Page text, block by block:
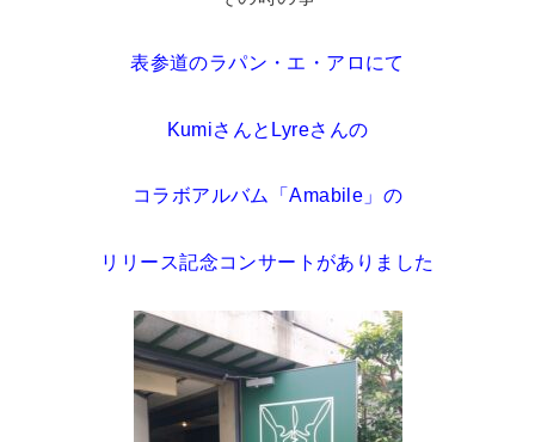
表参道のラパン・エ・アロにて
KumiさんとLyreさんの
コラボアルバム 「Amabile」の
リリース記念コンサートがありました